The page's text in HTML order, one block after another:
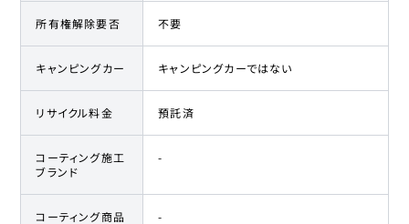
所有権解除要否 不要
キャンピングカー キャンピングカーではない
リサイクル料金 預託済
コーティング施工
ブランド
-
コーティング商品
-